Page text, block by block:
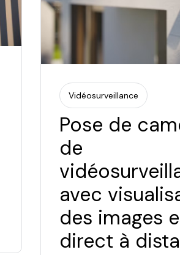
Vidéosurveillance
Pose de
de
avec
des images
direct à